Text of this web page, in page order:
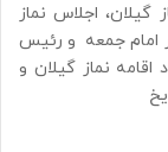
گیلان، اجلاس نماز
امام جمعه و رئیس
نماز گیلان و